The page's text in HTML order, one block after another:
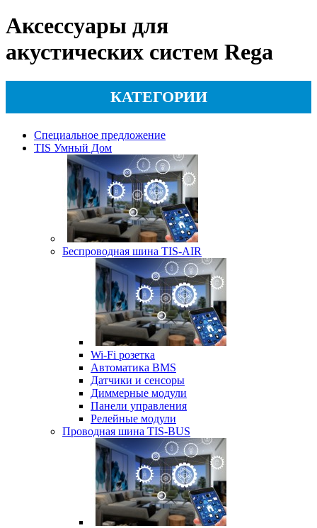
Аксессуары для
акустических систем Rega
КАТЕГОРИИ
Специальное предложение
TIS Умный Дом
Беспроводная шина TIS-AIR
Wi-Fi розетка
Автоматика BMS
Датчики и сенсоры
Диммерные модули
Панели управления
Релейные модули
Проводная шина TIS-BUS